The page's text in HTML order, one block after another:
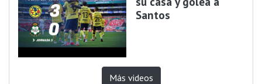
Santos
Más videos